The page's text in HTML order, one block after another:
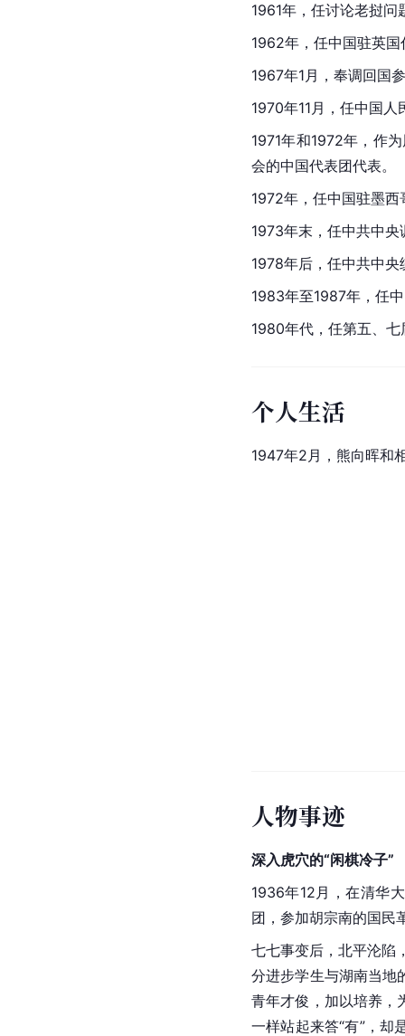
1961年，任讨论老挝
1962年，任中国驻英
1967年1月，奉调回国
1970年11月，任中国
1971年和1972年，作
会的中国代表团代表。
1972年，任中国驻墨
1973年末，任中共中
1978年后，任中共中
1983年至1987年，任
1980年代，任第五、
个人生活
1947年2月，熊向晖和
人物事迹
深入虎穴的“闲棋冷子”
1936年12月，在清华
团，参加胡宗南的国民
七七事变后，北平沦陷
分进步学生与湖南当地
青年才俊，加以培养，
一样站起来答“有”，却